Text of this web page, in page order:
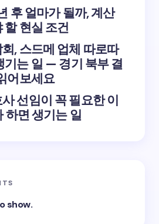
후 얼마가 될까, 계산
할 현실 조건
, 스드메 업체 따로따
기는 일 — 경기 북부 결
어보세요
선임이 꼭 필요한 이
하면 생기는 일
show.